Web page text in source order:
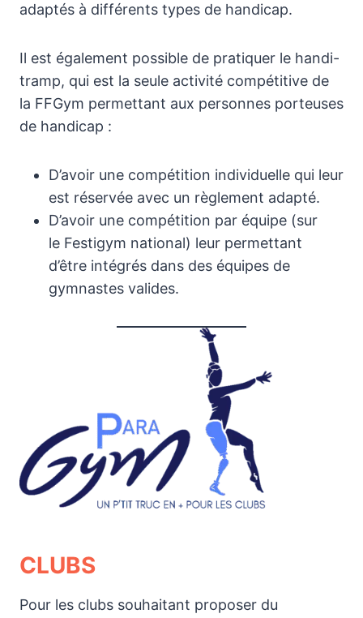
adaptés à différents types de handicap.
Il est également possible de pratiquer le handi-
tramp, qui est la seule activité compétitive de
la FFGym permettant aux personnes porteuses
de handicap :
D’avoir une compétition individuelle qui leur
est réservée avec un règlement adapté.
D’avoir une compétition par équipe (sur
le Festigym national) leur permettant
d’être intégrés dans des équipes de
gymnastes valides.
CLUBS
Pour les clubs souhaitant proposer du